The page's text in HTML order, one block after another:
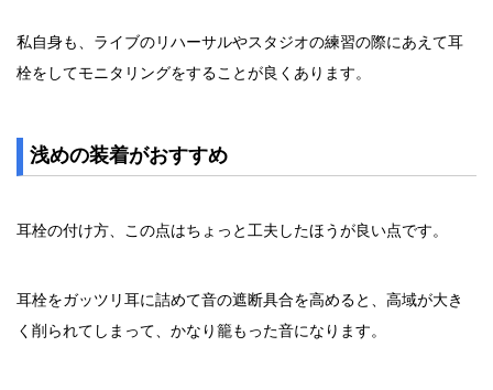
私自身も、ライブのリハーサルやスタジオの練習の際にあえて耳
栓をしてモニタリングをすることが良くあります。
浅めの装着がおすすめ
耳栓の付け方、この点はちょっと工夫したほうが良い点です。
耳栓をガッツリ耳に詰めて音の遮断具合を高めると、高域が大き
く削られてしまって、かなり籠もった音になります。